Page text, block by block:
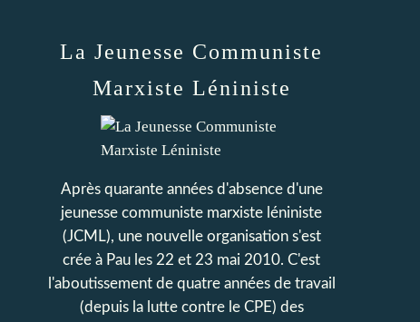
La Jeunesse Communiste
Marxiste Léniniste
Après quarante années d'absence d'une
jeunesse communiste marxiste léniniste
(JCML), une nouvelle organisation s'est
crée à Pau les 22 et 23 mai 2010. C'est
l'aboutissement de quatre années de travail
(depuis la lutte contre le CPE) des